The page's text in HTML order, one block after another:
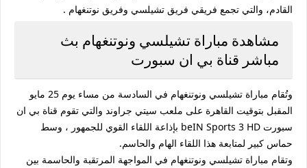
القادم، والتي تجمع فريقي فريق تشيلسي وفريق نوتنغهام .
مشاهدة مباراة تشيلسي ونوتنغهام بث
مباشر قناة بي ان سبورت
وتُقام مباراة تشيلسي ونوتنغهام في السادسة من مساء يوم 25 مايو
المقبل بتوقيت القاهرة على ملعب سيتي جراوند والتي تقوم قناة بي ان
سبورت beIN Sports 3 HD بإذاعة اللقاء القوي للجمهور ، وسط
حماس كبير لمتابعة هذا اللقاء الهام والحاسم.
وتقام مباراة تشيلسي ونوتنغهام في المواجهة المرتقبة والحاسمة بين